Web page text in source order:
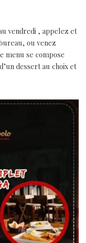
vendredi , appelez et
ou venez
menu se compose
dessert au choix et